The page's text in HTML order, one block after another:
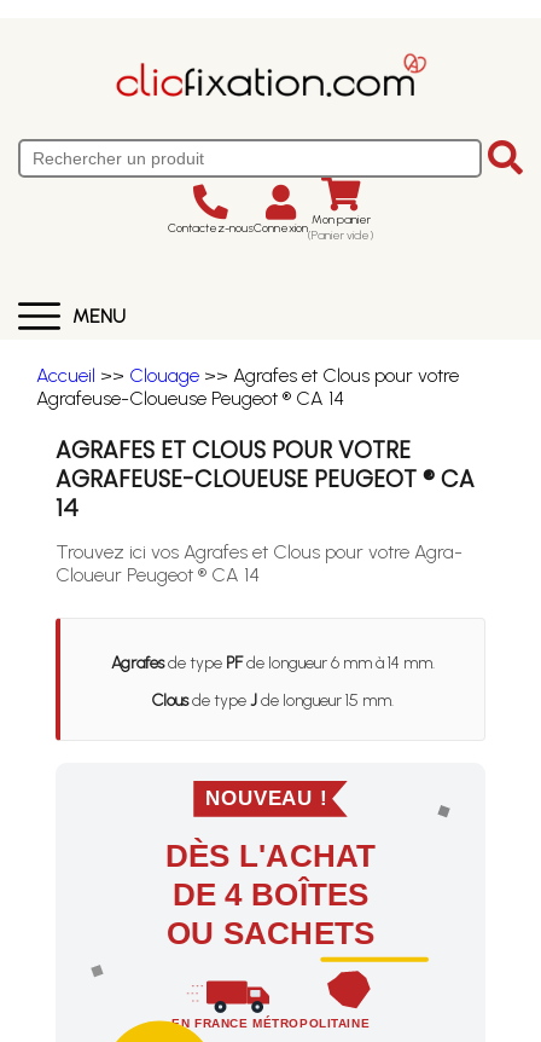
Contactez-nousConnexion Mon panier
(Panier vide)
MENU
Accueil >> Clouage >> Agrafes et Clous pour votre
Agrafeuse-Cloueuse Peugeot ® CA 14
AGRAFES ET CLOUS POUR VOTRE
AGRAFEUSE-CLOUEUSE PEUGEOT ® CA
14
Trouvez ici vos Agrafes et Clous pour votre Agra-
Cloueur Peugeot ® CA 14
Agrafesde type PFde longueur 6 mm à 14 mm.
Clousde typeJde longueur 15 mm.
NOUVEAU !
DÈS L'ACHAT
DE 4 BOÎTES
OU SACHETS
EN FRANCE MÉTROPOLITAINE